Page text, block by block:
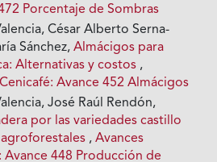
Porcentaje de Sombras
César Alberto Serna-
Sánchez,Almácigos para
Alternativas y costos ,
Avance 452 Almácigos
José Raúl Rendón,
por las variedades castillo
,Avances
Avance 448 Producción de